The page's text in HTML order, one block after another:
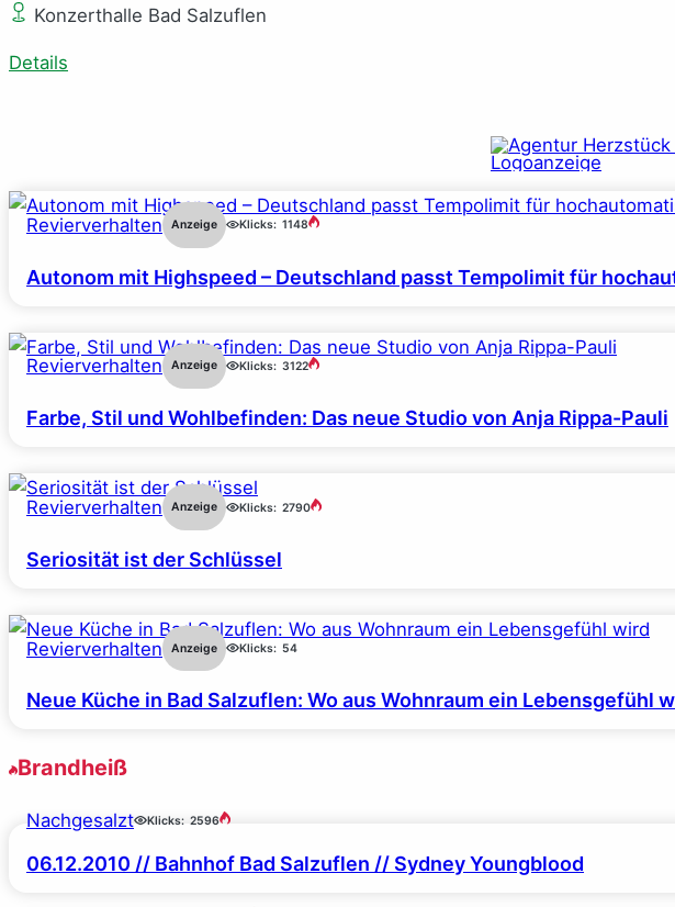
Konzerthalle Bad Salzuflen
Details
Revierverhalten Anzeige Klicks: 1148
Autonom mit Highspeed – Deutschland passt Tempolimit für
Revierverhalten Anzeige Klicks: 3122
Farbe, Stil und Wohlbefinden: Das neue Studio von Anja Rippa-Pauli
Revierverhalten Anzeige Klicks: 2790
Seriosität ist der Schlüssel
Revierverhalten Anzeige Klicks: 54
Neue Küche in Bad Salzuflen: Wo aus Wohnraum ein Lebensgefühl
Brandheiß
Nachgesalzt Klicks: 2596
06.12.2010 // Bahnhof Bad Salzuflen // Sydney Youngblood